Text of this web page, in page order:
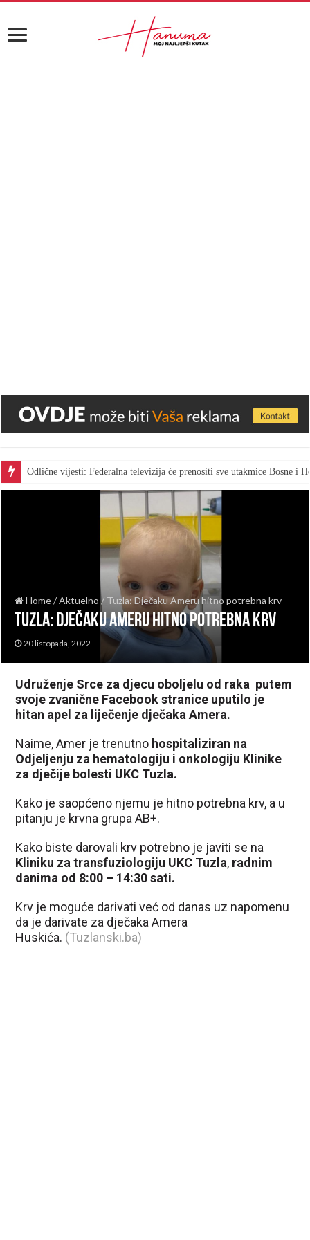
Odlične vijesti: Federalna televizija će prenositi sve utakmice Bosne i
Home/Aktuelno / Tuzla: Dječaku Ameru hitno potrebna krv
Tuzla: Dječaku Ameru hitno potrebna krv
20 listopada, 2022
Udruženje Srce za djecu oboljelu od raka putem
svoje zvanične Facebook stranice uputilo je
hitan apel za liječenje dječaka Amera.
Naime, Amer je trenutno hospitaliziran na
Odjeljenju za hematologiju i onkologiju Klinike
za dječije bolesti UKC Tuzla.
Kako je saopćeno njemu je hitno potrebna krv, a u
pitanju je krvna grupa AB+.
Kako biste darovali krv potrebno je javiti se na
Kliniku za transfuziologiju UKC Tuzla, radnim
danima od 8:00 – 14:30 sati.
Krv je moguće darivati već od danas uz napomenu
da je darivate za dječaka Amera
Huskića. (Tuzlanski.ba)